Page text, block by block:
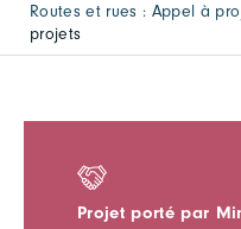
Routes et rues : Appel à
projets
Projet porté par